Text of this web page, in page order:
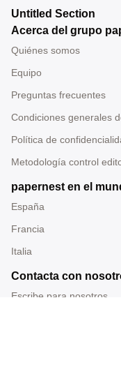
Untitled Section
Acerca del grupo
Quiénes somos
Equipo
Preguntas frecuentes
Condiciones generales
Política de
Metodología control
papernest en el
España
Francia
Italia
Contacta con
Escribe para nosotros